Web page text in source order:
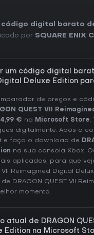
código digital barato de
por SQUARE ENIX
um código digital
Deluxe Edition
de preços e
QUEST VII
€ na Microsoft Store.
digitalmente. Após a
e faça o download de
na sua consola Xbox.
aplicados, para que
VII Reimagined Digital
DRAGON QUEST VII
momento.
atual de DRAGON
Edition na Microsoft